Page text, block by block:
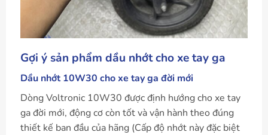
Gợi ý sản phẩm dầu nhớt cho xe tay ga
Dầu nhớt 10W30 cho xe tay ga đời mới
Dòng Voltronic 10W30 được định hướng cho xe tay
ga đời mới, động cơ còn tốt và vận hành theo đúng
thiết kế ban đầu của hãng (Cấp độ nhớt này đặc biệt